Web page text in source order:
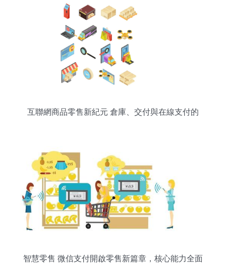
互聯網商品零售新紀元 倉庫、交付與在線支付的
智慧零售 微信支付開啟零售新篇章，核心能力全面